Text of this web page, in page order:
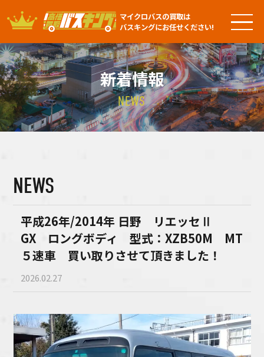
マイクロバスの買取は
バスキングにお任せください!
新着情報
NEWS
NEWS
平成26年/2014年 日野 リエッセⅡ
GX ロングボディ 型式：XZB50M MT
５速車 買い取りさせて頂きました！
2026.02.27